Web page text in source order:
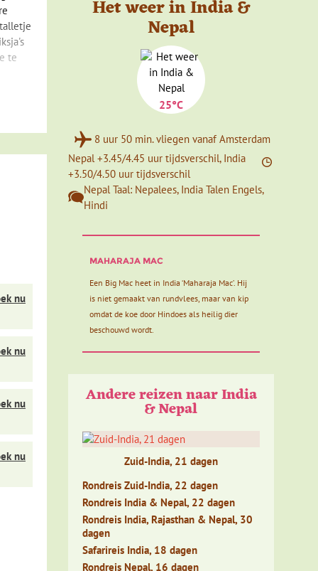
te
de
de
Britse
bij
nu
nu
nu
nu
MAHARAJA MAC
Een Big Mac heet in India ‘Maharaja Mac’. Hij
is niet gemaakt van rundvlees, maar van kip
omdat de koe door Hindoes als heilig dier
beschouwd wordt.
Het weer in India &
Nepal
25°C
8 uur 50 min. vliegen vanaf Amsterdam
Nepal +3.45/4.45 uur tijdsverschil, India
+3.50/4.50 uur tijdsverschil
Nepal Taal: Nepalees, India Talen Engels,
Hindi
Andere reizen naar India
& Nepal
Zuid-India, 21 dagen
Rondreis Zuid-India, 22 dagen
Rondreis India & Nepal, 22 dagen
Rondreis India, Rajasthan & Nepal, 30
dagen
Safarireis India, 18 dagen
Rondreis Nepal, 16 dagen